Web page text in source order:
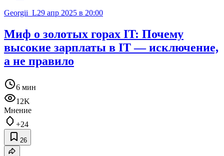
Georgii_L29 апр 2025 в 20:00
Миф о золотых горах IT: Почему
высокие зарплаты в IT — исключение,
а не правило
6 мин
12K
Мнение
+24
26